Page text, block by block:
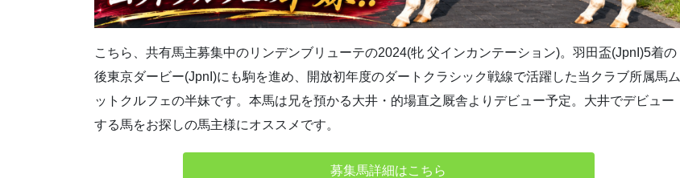
こちら、共有馬主募集中のリンデンブリューテの2024(牝 父インカンテーション)。羽田盃(JpnI)5着の
後東京ダービー(JpnI)にも駒を進め、開放初年度のダートクラシック戦線で活躍した当クラブ所属馬ム
ットクルフェの半妹です。本馬は兄を預かる大井・的場直之厩舎よりデビュー予定。大井でデビュー
する馬をお探しの馬主様にオススメです。
募集馬詳細はこちら